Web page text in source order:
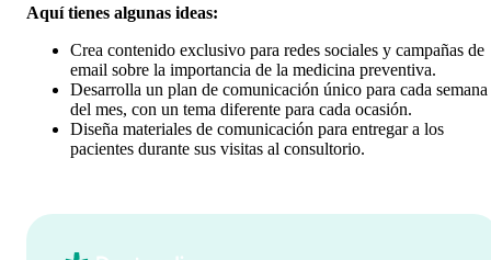
Aquí tienes algunas ideas:
Crea contenido exclusivo para redes sociales y campañas de
email sobre la importancia de la medicina preventiva.
Desarrolla un plan de comunicación único para cada semana
del mes, con un tema diferente para cada ocasión.
Diseña materiales de comunicación para entregar a los
pacientes durante sus visitas al consultorio.